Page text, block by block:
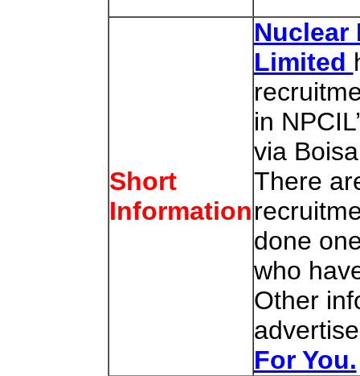
Short
Information
Nuclear
Limited
in
via
There
done
who
Other
For You.